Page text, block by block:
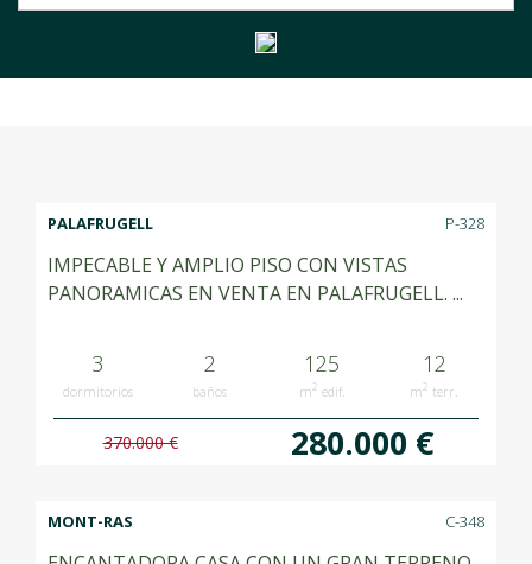
PALAFRUGELL P-328
IMPECABLE Y AMPLIO PISO CON VISTAS
PANORAMICAS EN VENTA EN PALAFRUGELL. ...
3
dormitorios
2
baños
125
m2 edif.
12
m2 terr.
370.000 € 280.000 €
MONT-RAS C-348